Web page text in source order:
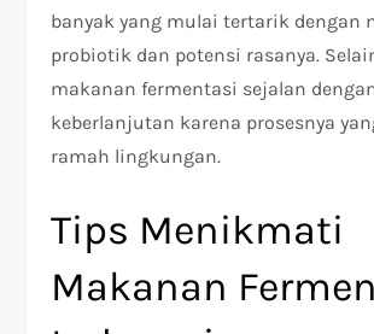
banyak yang mulai tertarik dengan
probiotik dan potensi rasanya.
makanan fermentasi sejalan
keberlanjutan karena prosesnya
ramah lingkungan.
Tips Menikmati
Makanan